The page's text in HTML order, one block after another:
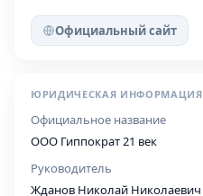
Официальный сайт
ЮРИДИЧЕСКАЯ ИНФОРМАЦИЯ
Официальное название
ООО Гиппократ 21 век
Руководитель
Жданов Николай Николаевич